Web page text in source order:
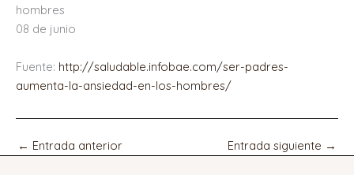
hombres
08 de junio
Fuente: http://saludable.infobae.com/ser-padres-
aumenta-la-ansiedad-en-los-hombres/
← Entrada anterior Entrada siguiente →